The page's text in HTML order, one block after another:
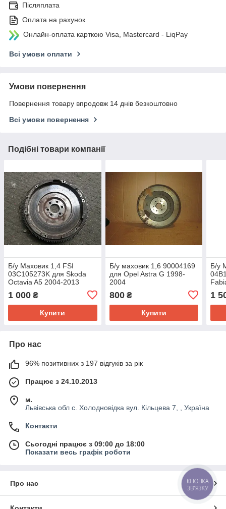
Післяплата
Оплата на рахунок
Онлайн-оплата карткою Visa, Mastercard - LiqPay
Всі умови оплати
Умови повернення
Повернення товару впродовж 14 днів безкоштовно
Всі умови повернення
Подібні товари компанії
Б/у Маховик 1,4 FSI
03C105273K для Skoda
Octavia A5 2004-2013
1 000 ₴
Купити
Б/у маховик 1,6 90004169
для Opel Astra G 1998-
2004
800₴
Купити
Б/у
1
Про нас
96% позитивних з 197 відгуків за рік
Працює з 24.10.2013
м.
Львівська обл с. Холодновідка вул. Кільцева 7, , Україна
Контакти
Сьогодні працює з 09:00 до 18:00
Показати весь графік роботи
Про нас
КНОПКА
ЗВ'ЯЗКУ